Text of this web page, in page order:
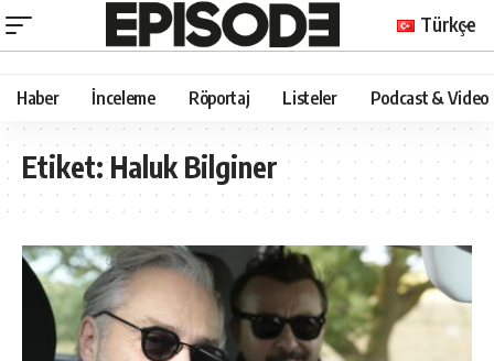
Türkçe
Haber İnceleme Röportaj Listeler Podcast & Video
Etiket:Haluk Bilginer